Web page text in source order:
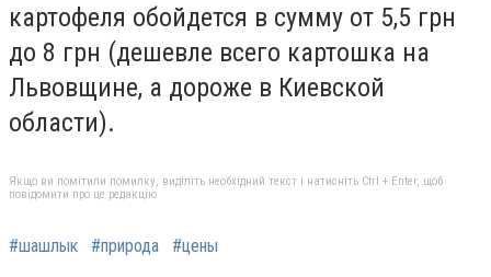
картофеля обойдется в сумму от 5,5 грн
до 8 грн (дешевле всего картошка на
Львовщине, а дороже в Киевской
области).
Якщо ви помітили помилку, виділіть необхідний текст і натисніть Ctrl + Enter, щоб
повідомити про це редакцію
#шашлык #природа #цены